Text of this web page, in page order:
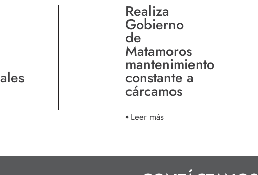
Realiza
Gobierno
de
Matamoros
mantenimiento
constante a
cárcamos
Leer más